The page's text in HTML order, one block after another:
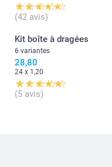
(42 avis)
Kit boîte à dragées
6 variantes
28,80
24 x 1,20
(5 avis)